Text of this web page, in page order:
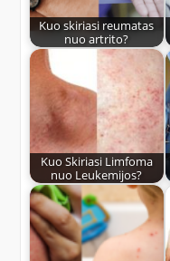
Kuo skiriasi reumatas
nuo artrito?
Kuo Skiriasi Limfoma
nuo Leukemijos?